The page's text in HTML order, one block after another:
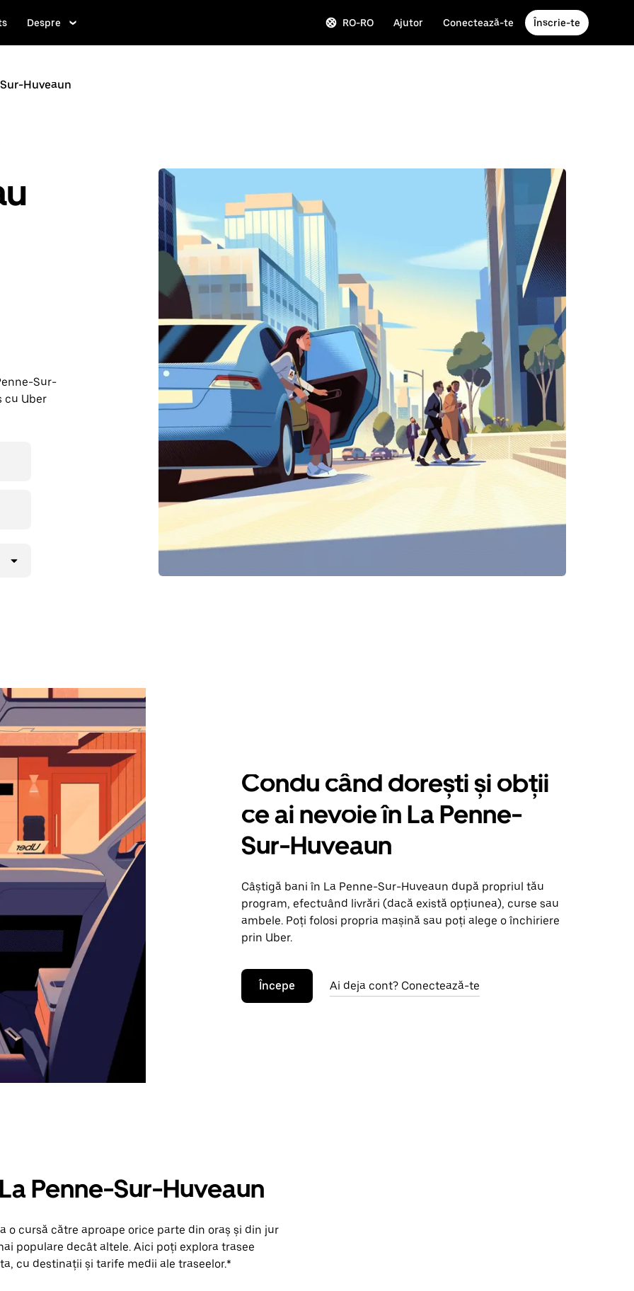
Despre RO-RO Ajutor Conectează-te Înscrie-te
Huveaun
Sur-
cu Uber
Condu când dorești și obții
ce ai nevoie în La Penne-
Sur-Huveaun
Câștigă bani în La Penne-Sur-Huveaun după propriul tău
program, efectuând livrări (dacă există opțiunea), curse sau
ambele. Poți folosi propria mașină sau poți alege o închiriere
prin Uber.
Începe Ai deja cont? Conectează-te
Penne-Sur-Huveaun
o cursă către aproape orice parte din oraș și din jur
populare decât altele. Aici poți explora trasee
cu destinații și tarife medii ale traseelor.*